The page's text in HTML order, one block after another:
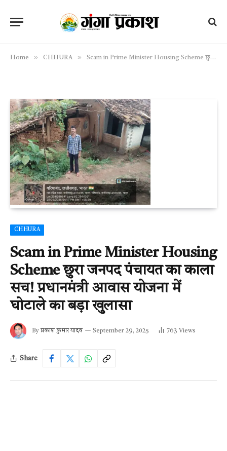
Home » CHHURA » Scam in Prime Minister Housing Scheme छुरा जनपद पंचायत का काला सच! प्रधानमंत्री आवास योजना में घोटाले का बड़ा खुलासा
CHHURA
Scam in Prime Minister Housing
Scheme छुरा जनपद पंचायत का काला
सच! प्रधानमंत्री आवास योजना में
घोटाले का बड़ा खुलासा
By प्रकाश कुमार यादव September 29, 2025 763 Views
Share